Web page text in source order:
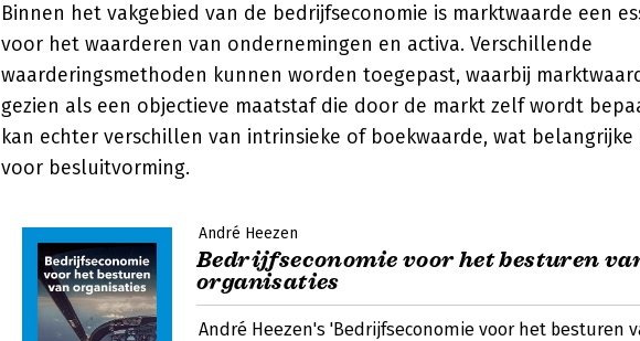
Binnen het vakgebied van de bedrijfseconomie is marktwaarde een
voor het waarderen van ondernemingen en activa. Verschillende
waarderingsmethoden kunnen worden toegepast, waarbij
gezien als een objectieve maatstaf die door de markt zelf wordt
kan echter verschillen van intrinsieke of boekwaarde, wat
voor besluitvorming.
André Heezen
Bedrijfseconomie voor het besturen
organisaties
André Heezen's 'Bedrijfseconomie voor het besturen